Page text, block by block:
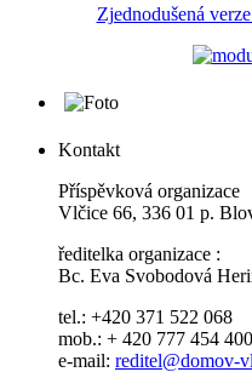
Zjednodušená
Kontakt
Příspěvková organizace
Vlčice 66, 336 01 p.
ředitelka organizace :
Bc. Eva Svobodová
tel.: +420 371 522 068
mob.: + 420 777 454 400
e-mail: reditel@domov-